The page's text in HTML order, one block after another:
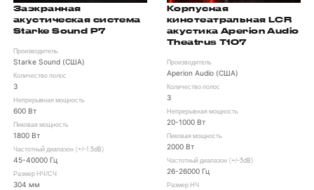
Заэкранная
акустическая система
Starke Sound P7
Производитель
Starke Sound (США)
Количество полос
3
Непрерывная мощность
600 Вт
Пиковая мощность
1800 Вт
Частотный диапазон (+/-1.5dB)
45-40000 Гц
Размер НЧ/СЧ
304 мм
Корпусная
кинотеатральная LCR
акустика Aperion Audio
Theatrus T107
Производитель
Aperion Audio (США)
Количество полос
3
Непрерывная мощность
20-1000 Вт
Пиковая мощность
2000 Вт
Частотный диапазон (+/-3dB)
26-26000 Гц
Размер НЧ